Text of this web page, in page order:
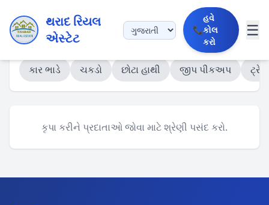
થરાદ રિયલ
એસ્ટેટ
📞
હવે
કોલ
કરો
☰
કાર ભાડે ચકડો છોટા હાથી જીપ પીકઅપ
કૃપા કરીને પ્રદાતાઓ જોવા માટે શ્રેણી પસંદ કરો.